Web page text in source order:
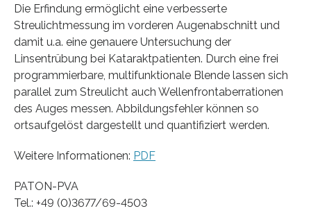
Die Erfindung ermöglicht eine verbesserte
Streulichtmessung im vorderen Augenabschnitt und
damit u.a. eine genauere Untersuchung der
Linsentrübung bei Kataraktpatienten. Durch eine frei
programmierbare, multifunktionale Blende lassen sich
parallel zum Streulicht auch Wellenfrontaberrationen
des Auges messen. Abbildungsfehler können so
ortsaufgelöst dargestellt und quantifiziert werden.
Weitere Informationen: PDF
PATON-PVA
Tel.: +49 (0)3677/69-4503